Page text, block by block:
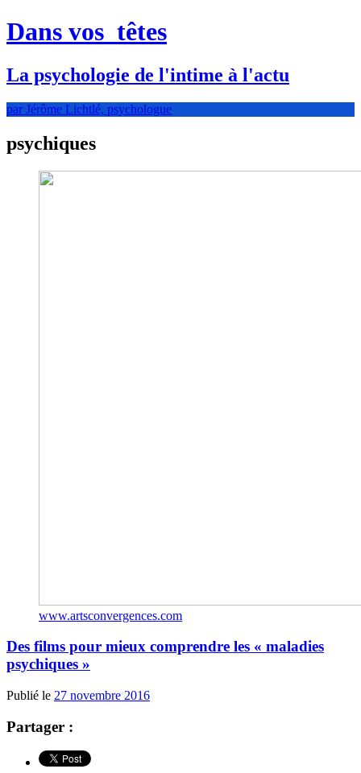
Dans vos têtes
La psychologie de l'intime à l'actu
par Jérôme Lichtlé, psychologue
psychiques
www.artsconvergences.com
Des films pour mieux comprendre les « maladies
psychiques »
Publié le 27 novembre 2016
Partager :